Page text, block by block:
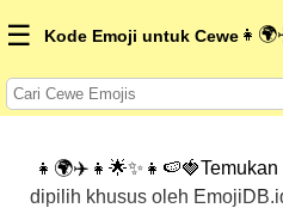
☰ Kode Emoji untuk Cewe
dipilih khusus oleh